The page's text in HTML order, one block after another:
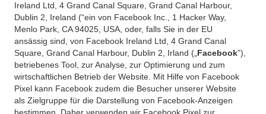
Ireland Ltd, 4 Grand Canal Square, Grand Canal Harbour,
Dublin 2, Ireland (“ein von Facebook Inc., 1 Hacker Way,
Menlo Park, CA 94025, USA, oder, falls Sie in der EU
ansässig sind, von Facebook Ireland Ltd, 4 Grand Canal
Square, Grand Canal Harbour, Dublin 2, Irland („ Facebook”),
betriebenes Tool, zur Analyse, zur Optimierung und zum
wirtschaftlichen Betrieb der Website. Mit Hilfe von Facebook
Pixel kann Facebook zudem die Besucher unserer Website
als Zielgruppe für die Darstellung von Facebook-Anzeigen